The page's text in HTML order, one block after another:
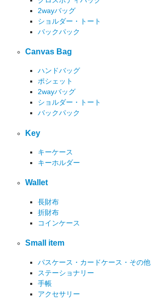
2wayバッグ
ショルダー・トート
バックパック
Canvas Bag
ハンドバッグ
ポシェット
2wayバッグ
ショルダー・トート
バックパック
Key
キーケース
キーホルダー
Wallet
長財布
折財布
コインケース
Small item
パスケース・カードケース・その他
ステーショナリー
手帳
アクセサリー